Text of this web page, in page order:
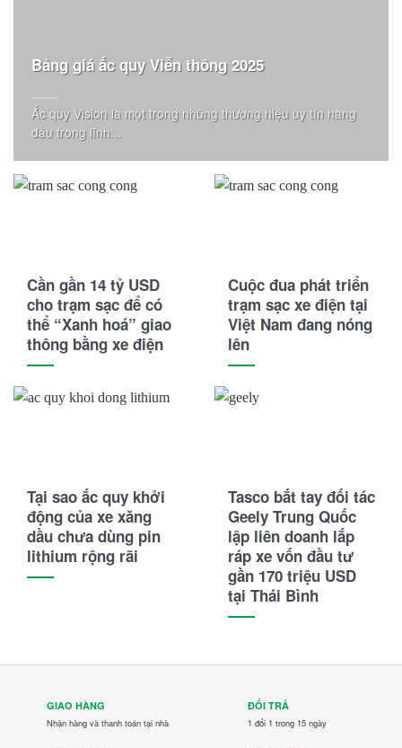
Bảng giá ắc quy Viễn thông 2025
Ắc quy Vision là một trong những thương hiệu uy tín hàng
đầu trong lĩnh...
Cần gần 14 tỷ USD
cho trạm sạc để có
thể “Xanh hoá” giao
thông bằng xe điện
Cuộc đua phát triển
trạm sạc xe điện tại
Việt Nam đang nóng
lên
Tại sao ắc quy khởi
động của xe xăng
dầu chưa dùng pin
lithium rộng rãi
Tasco bắt tay đối tác
Geely Trung Quốc
lập liên doanh lắp
ráp xe vốn đầu tư
gần 170 triệu USD
tại Thái Bình
GIAO HÀNG
Nhận hàng và thanh toán tại nhà
ĐỔI TRẢ
1 đổi 1 trong 15 ngày